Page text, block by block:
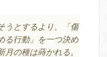
うとするより、「傷
る行動」を一つ決め
月の種は蒔かれる。